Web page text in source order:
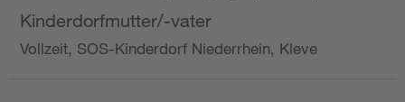
Kinderdorfmutter/-vater
Vollzeit, SOS-Kinderdorf Niederrhein, Kleve